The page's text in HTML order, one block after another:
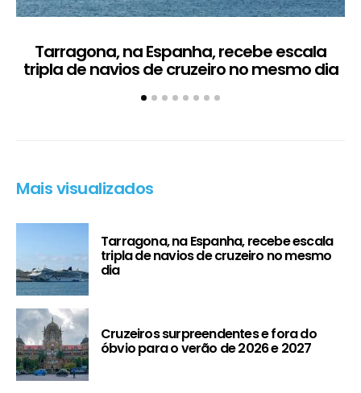
Tarragona, na Espanha, recebe escala
tripla de navios de cruzeiro no mesmo dia
Mais visualizados
Tarragona, na Espanha, recebe escala
tripla de navios de cruzeiro no mesmo
dia
Cruzeiros surpreendentes e fora do
óbvio para o verão de 2026 e 2027